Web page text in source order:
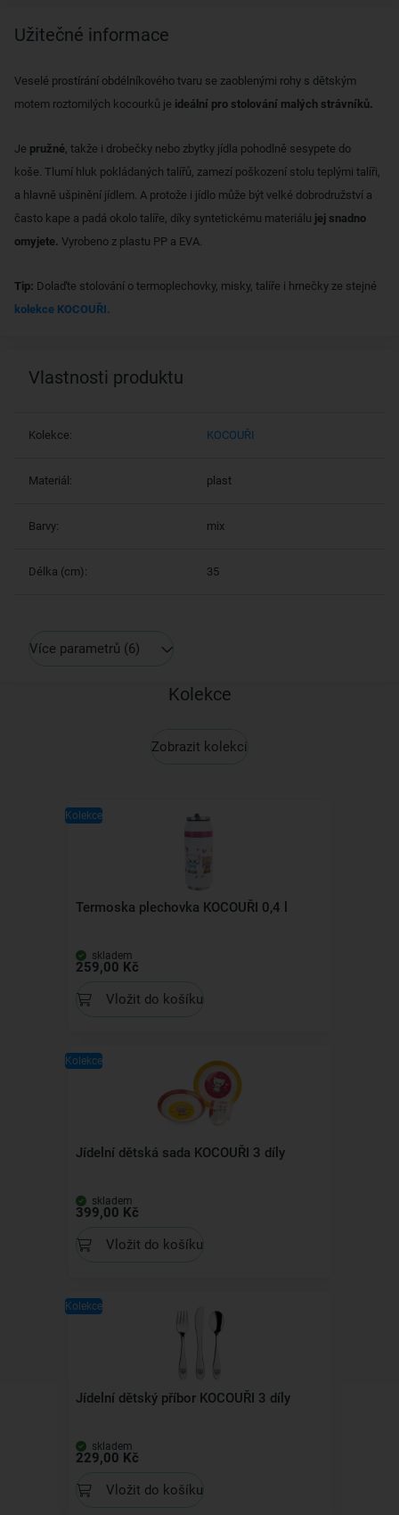
Užitečné informace
Veselé prostírání obdélníkového tvaru se zaoblenými rohy s dětským
motem roztomilých kocourků je ideální pro stolování malých strávníků.
Je pružné, takže i drobečky nebo zbytky jídla pohodlně sesypete do
koše. Tlumí hluk pokládaných talířů, zamezí poškození stolu teplými talíři,
a hlavně ušpinění jídlem. A protože i jídlo může být velké dobrodružství a
často kape a padá okolo talíře, díky syntetickému materiálu jej snadno
omyjete. Vyrobeno z plastu PP a EVA.
Tip: Dolaďte stolování o termoplechovky, misky, talíře i hrnečky ze stejné
kolekce KOCOUŘI.
Vlastnosti produktu
Kolekce: KOCOUŘI
Materiál: plast
Barvy: mix
Délka (cm): 35
Více parametrů (6)
Kolekce
Zobrazit kolekci
Kolekce
Termoska plechovka KOCOUŘI 0,4 l
skladem
259,00 Kč
Vložit do košíku
Kolekce
Jídelní dětská sada KOCOUŘI 3 díly
skladem
399,00 Kč
Vložit do košíku
Kolekce
Jídelní dětský příbor KOCOUŘI 3 díly
skladem
229,00 Kč
Vložit do košíku